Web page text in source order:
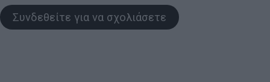
Συνδεθείτε για να σχολιάσετε